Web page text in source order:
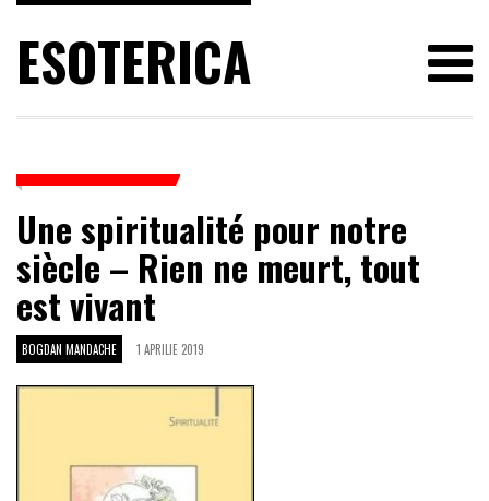
ESOTERICA
Une spiritualité pour notre
siècle – Rien ne meurt, tout
est vivant
BOGDAN MANDACHE 1 APRILIE 2019